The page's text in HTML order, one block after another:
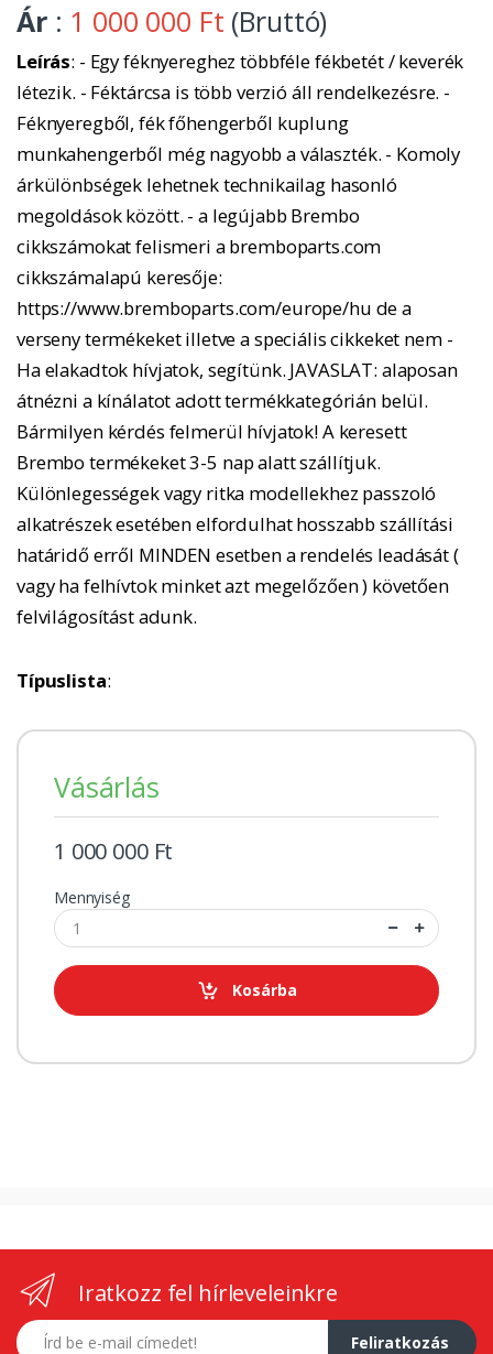
Ár : 1 000 000 Ft (Bruttó)
Leírás: - Egy féknyereghez többféle fékbetét / keverék
létezik. - Féktárcsa is több verzió áll rendelkezésre. -
Féknyeregből, fék főhengerből kuplung
munkahengerből még nagyobb a választék. - Komoly
árkülönbségek lehetnek technikailag hasonló
megoldások között. - a legújabb Brembo
cikkszámokat felismeri a bremboparts.com
cikkszámalapú keresője:
https://www.bremboparts.com/europe/hu de a
verseny termékeket illetve a speciális cikkeket nem -
Ha elakadtok hívjatok, segítünk. JAVASLAT: alaposan
átnézni a kínálatot adott termékkategórián belül.
Bármilyen kérdés felmerül hívjatok! A keresett
Brembo termékeket 3-5 nap alatt szállítjuk.
Különlegességek vagy ritka modellekhez passzoló
alkatrészek esetében elfordulhat hosszabb szállítási
határidő erről MINDEN esetben a rendelés leadását (
vagy ha felhívtok minket azt megelőzően ) követően
felvilágosítást adunk.
Típuslista:
Vásárlás
1 000 000 Ft
Mennyiség
Kosárba
Iratkozz fel hírleveleinkre
E-mail címed
Feliratkozás